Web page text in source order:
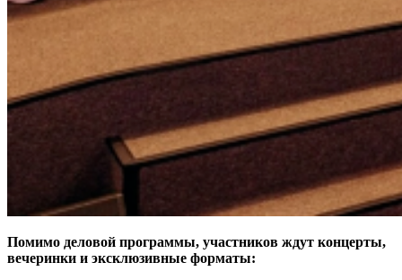
Помимо деловой программы, участников ждут концерты,
вечеринки и эксклюзивные форматы: